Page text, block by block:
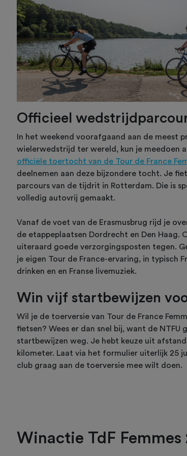
Officieel
In het weekend voorafgaand aan de meest
wielerwedstrijd ter wereld, kun je meedoen
officiële toertocht van de Tour de France
deelnemen aan deze bijzondere tocht. Je
parcours van de tijdrit in Rotterdam. Die is
volledig autovrij gemaakt.
Vanaf de voet van de Erasmusbrug rijd je
de etappeplaatsen Dordrecht en Den Haag.
uiteraard goede verzorgingsposten tegen.
je eigen Tour de France-ervaring, in typisch
drinken en en Franse livemuziek.
Win vijf startbewijzen
Wil je de toerversie van Tour de France
fietsen? Wees er dan snel bij, want de NTFU
startbewijzen weg. Je hebt keuze uit
kilometer. Laat via het formulier uiterlijk 25
club graag aan de toerversie mee wilt doen.
Winactie TdF Femmes